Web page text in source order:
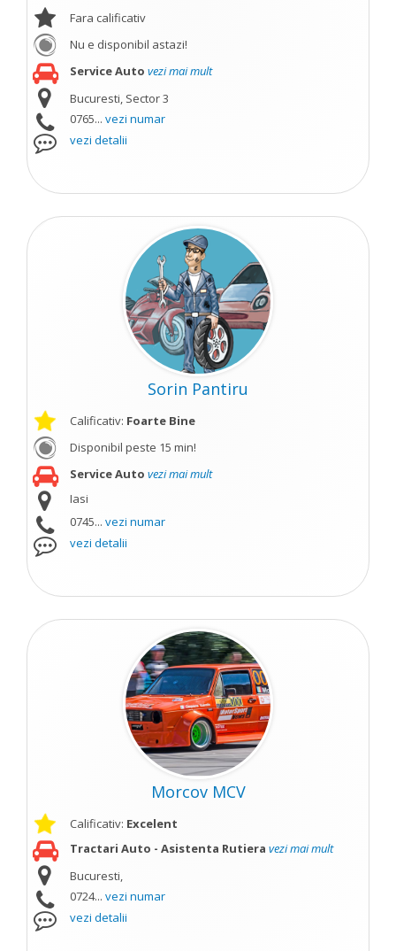
Fara calificativ
Nu e disponibil astazi!
Service Auto vezi mai mult
Bucuresti, Sector 3
0765... vezi numar
vezi detalii
Sorin Pantiru
Calificativ: Foarte Bine
Disponibil peste 15 min!
Service Auto vezi mai mult
Iasi
0745... vezi numar
vezi detalii
Morcov MCV
Calificativ: Excelent
Tractari Auto - Asistenta Rutiera vezi mai mult
Bucuresti,
0724... vezi numar
vezi detalii